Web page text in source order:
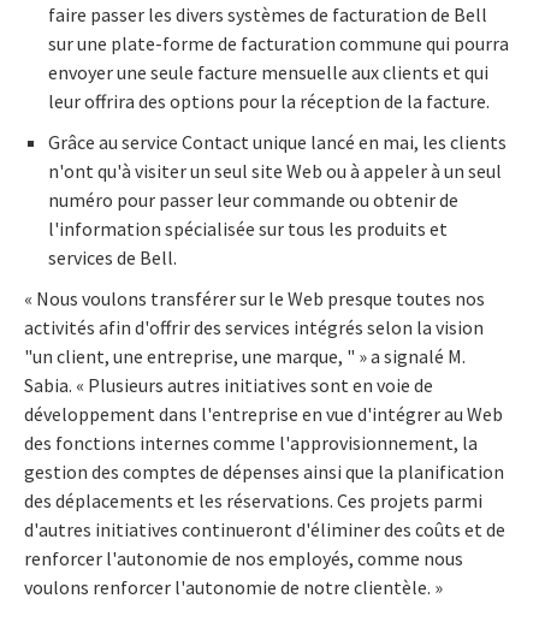
faire passer les divers systèmes de facturation de Bell
sur une plate-forme de facturation commune qui pourra
envoyer une seule facture mensuelle aux clients et qui
leur offrira des options pour la réception de la facture.
Grâce au service Contact unique lancé en mai, les clients
n'ont qu'à visiter un seul site Web ou à appeler à un seul
numéro pour passer leur commande ou obtenir de
l'information spécialisée sur tous les produits et
services de Bell.
« Nous voulons transférer sur le Web presque toutes nos
activités afin d'offrir des services intégrés selon la vision
"un client, une entreprise, une marque, " » a signalé M.
Sabia. « Plusieurs autres initiatives sont en voie de
développement dans l'entreprise en vue d'intégrer au Web
des fonctions internes comme l'approvisionnement, la
gestion des comptes de dépenses ainsi que la planification
des déplacements et les réservations. Ces projets parmi
d'autres initiatives continueront d'éliminer des coûts et de
renforcer l'autonomie de nos employés, comme nous
voulons renforcer l'autonomie de notre clientèle. »